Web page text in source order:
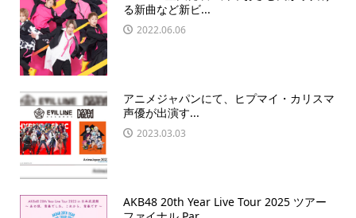
る新曲など新ビ...
2022.06.06
アニメジャパンにて、ヒプマイ・カリスマ
声優が出演す...
2023.03.03
AKB48 20th Year Live Tour 2025 ツアー